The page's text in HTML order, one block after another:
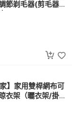
節剃毛器(剪毛器/
】家用雙桿網布可
衣架（曬衣架/掛衣